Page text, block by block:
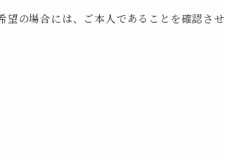
望の場合には、ご本人であることを確認させ